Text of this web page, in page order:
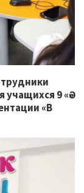
9 «Ә»
«В